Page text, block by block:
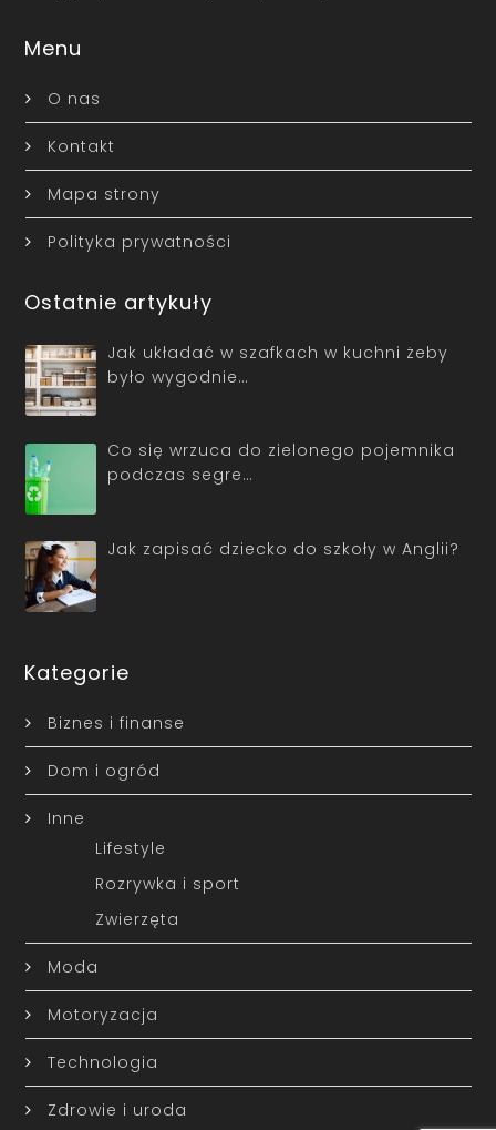
Menu
O nas
Kontakt
Mapa strony
Polityka prywatności
Ostatnie artykuły
Jak układać w szafkach w kuchni żeby
było wygodnie…
Co się wrzuca do zielonego pojemnika
podczas segre…
Jak zapisać dziecko do szkoły w Anglii?
Kategorie
Biznes i finanse
Dom i ogród
Inne
Lifestyle
Rozrywka i sport
Zwierzęta
Moda
Motoryzacja
Technologia
Zdrowie i uroda